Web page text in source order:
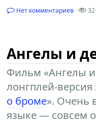
Нет комментариев 32
Ангелы и
Фильм «Ангелы
лонгплей-
о броме». Очень
языке — совсем